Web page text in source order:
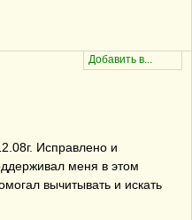
Исправлено и
меня в этом
вычитывать и искать